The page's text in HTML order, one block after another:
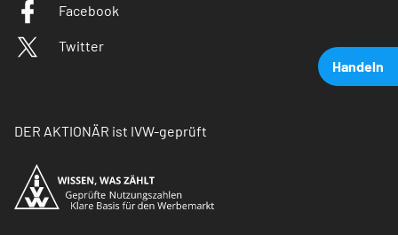
Handeln
Facebook
Twitter
DER AKTIONÄR ist IVW-geprüft